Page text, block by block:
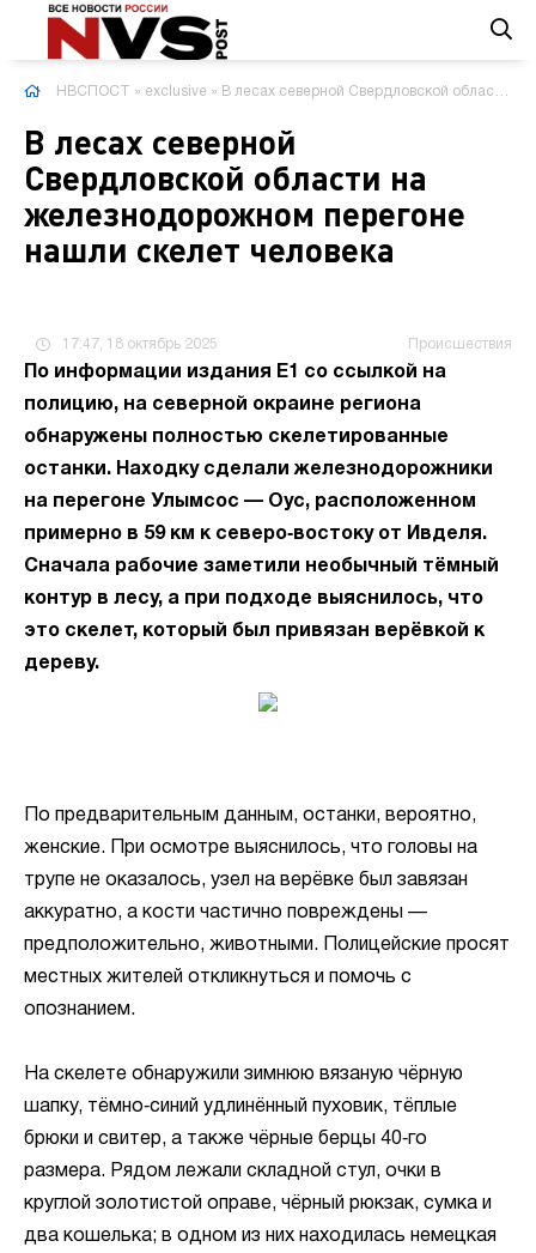
НВСПОСТ » exclusive » В лесах северной Свердловской области на железнодорожном перегоне нашли скелет человека
В лесах северной
Свердловской области на
железнодорожном перегоне
нашли скелет человека
17:47, 18 октябрь 2025 Происшествия
По информации издания E1 со ссылкой на
полицию, на северной окраине региона
обнаружены полностью скелетированные
останки. Находку сделали железнодорожники
на перегоне Улымсос — Оус, расположенном
примерно в 59 км к северо‑востоку от Ивделя.
Сначала рабочие заметили необычный тёмный
контур в лесу, а при подходе выяснилось, что
это скелет, который был привязан верёвкой к
дереву.
По предварительным данным, останки, вероятно,
женские. При осмотре выяснилось, что головы на
трупе не оказалось, узел на верёвке был завязан
аккуратно, а кости частично повреждены —
предположительно, животными. Полицейские просят
местных жителей откликнуться и помочь с
опознанием.
На скелете обнаружили зимнюю вязаную чёрную
шапку, тёмно‑синий удлинённый пуховик, тёплые
брюки и свитер, а также чёрные берцы 40‑го
размера. Рядом лежали складной стул, очки в
круглой золотистой оправе, чёрный рюкзак, сумка и
два кошелька; в одном из них находилась немецкая